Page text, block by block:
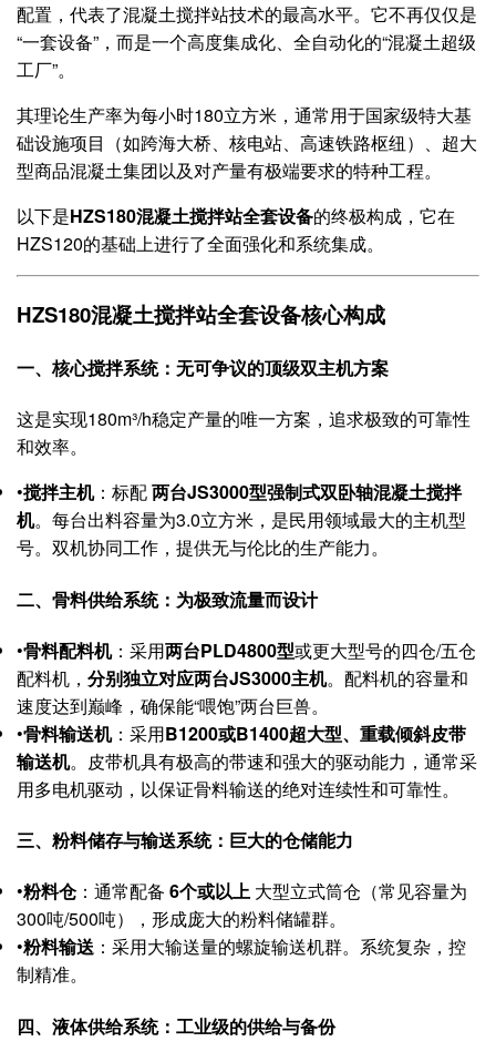
配置，代表了混凝土搅拌站技术的最高水平。它不再仅仅是
“一套设备”，而是一个高度集成化、全自动化的“混凝土超级
工厂”。
其理论生产率为每小时180立方米，通常用于国家级特大基
础设施项目（如跨海大桥、核电站、高速铁路枢纽）、超大
型商品混凝土集团以及对产量有极端要求的特种工程。
以下是HZS180混凝土搅拌站全套设备的终极构成，它在
HZS120的基础上进行了全面强化和系统集成。
HZS180混凝土搅拌站全套设备核心构成
一、核心搅拌系统：无可争议的顶级双主机方案
这是实现180m³/h稳定产量的唯一方案，追求极致的可靠性
和效率。
•搅拌主机：标配两台JS3000型强制式双卧轴混凝土搅拌
机。每台出料容量为3.0立方米，是民用领域最大的主机型
号。双机协同工作，提供无与伦比的生产能力。
二、骨料供给系统：为极致流量而设计
•骨料配料机：采用两台PLD4800型或更大型号的四仓/五仓
配料机， 分别独立对应两台JS3000主机。配料机的容量和
速度达到巅峰，确保能“喂饱”两台巨兽。
•骨料输送机：采用B1200或B1400超大型、重载倾斜皮带
输送机。皮带机具有极高的带速和强大的驱动能力，通常采
用多电机驱动，以保证骨料输送的绝对连续性和可靠性。
三、粉料储存与输送系统：巨大的仓储能力
•粉料仓：通常配备 6个或以上 ​ 大型立式筒仓（常见容量为
300吨/500吨），形成庞大的粉料储罐群。
•粉料输送 ：采用大输送量的螺旋输送机群。系统复杂，控
制精准。
四、液体供给系统：工业级的供给与备份